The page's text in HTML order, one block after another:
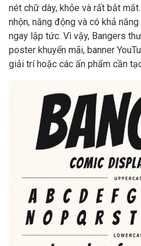
nét chữ dày, khỏe và rất bắt
nhộn, năng động và có khả
ngay lập tức. Vì vậy, Bangers
poster khuyến mãi, banner
giải trí hoặc các ấn phẩm cần